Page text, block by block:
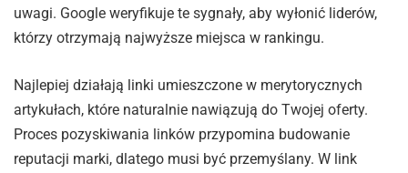
uwagi. Google weryfikuje te sygnały, aby wyłonić liderów,
którzy otrzymają najwyższe miejsca w rankingu.
Najlepiej działają linki umieszczone w merytorycznych
artykułach, które naturalnie nawiązują do Twojej oferty.
Proces pozyskiwania linków przypomina budowanie
reputacji marki, dlatego musi być przemyślany. W link